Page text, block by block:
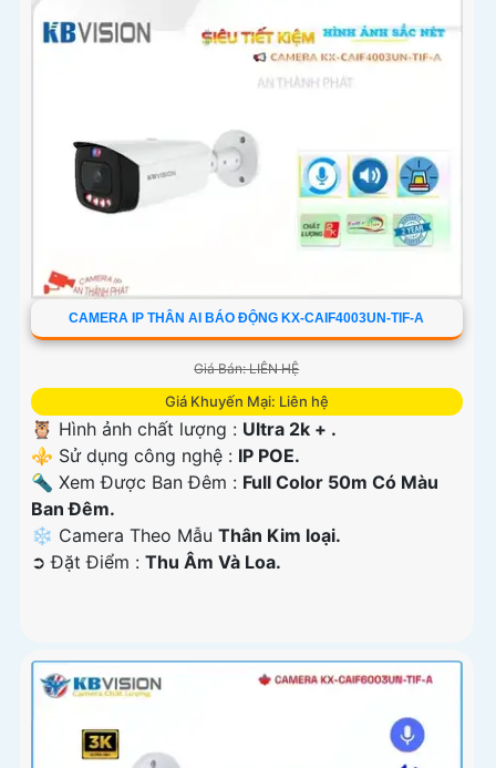
CAMERA IP THÂN AI BÁO ĐỘNG KX-CAIF4003UN-TIF-A
Giá Bán: LIÊN HỆ
Giá Khuyến Mại: Liên hệ
🦉 Hình ảnh chất lượng : Ultra 2k + .
⚜️ Sử dụng công nghệ : IP POE.
🔦 Xem Được Ban Đêm : Full Color 50m Có Màu
Ban Ðêm.
❄ Camera Theo Mẫu Thân Kim loại.
️➲ Đặt Điểm : Thu Âm Và Loa.